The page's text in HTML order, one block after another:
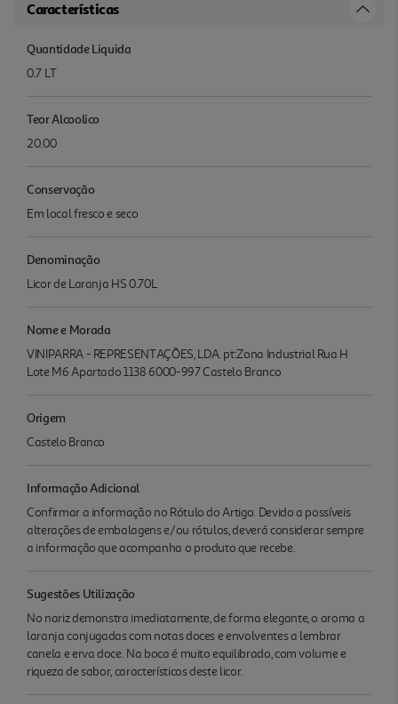
Características
Quantidade Liquida
0.7 LT
Teor Alcoolico
20.00
Conservação
Em local fresco e seco
Denominação
Licor de Laranja HS 0.70L
Nome e Morada
VINIPARRA - REPRESENTAÇÕES, LDA. pt:Zona Industrial Rua H
Lote M6 Apartado 1138 6000-997 Castelo Branco
Origem
Castelo Branco
Informação Adicional
Confirmar a informação no Rótulo do Artigo. Devido a possíveis
alterações de embalagens e/ou rótulos, deverá considerar sempre
a informação que acompanha o produto que recebe.
Sugestões Utilização
No nariz demonstra imediatamente, de forma elegante, o aroma a
laranja conjugadas com notas doces e envolventes a lembrar
canela e erva doce. Na boca é muito equilibrado, com volume e
riqueza de sabor, característicos deste licor.